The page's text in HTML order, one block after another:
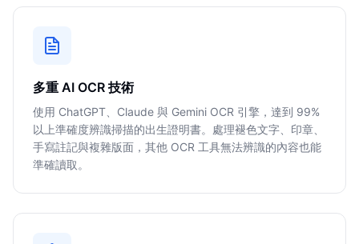
多重 AI OCR 技術
使用 ChatGPT、Claude 與 Gemini OCR 引擎，達到 99%
以上準確度辨識掃描的出生證明書。處理褪色文字、印章、
手寫註記與複雜版面，其他 OCR 工具無法辨識的內容也能
準確讀取。